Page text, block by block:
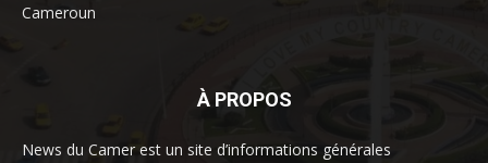
Cameroun
À PROPOS
News du Camer est un site d’informations générales